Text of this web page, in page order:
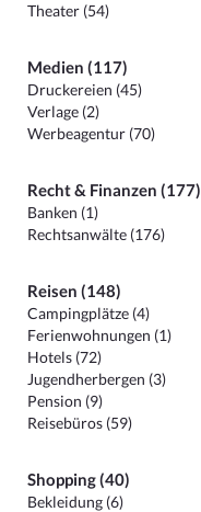
Theater (54)
Medien (117)
Druckereien (45)
Verlage (2)
Werbeagentur (70)
Recht & Finanzen (177)
Banken (1)
Rechtsanwälte (176)
Reisen (148)
Campingplätze (4)
Ferienwohnungen (1)
Hotels (72)
Jugendherbergen (3)
Pension (9)
Reisebüros (59)
Shopping (40)
Bekleidung (6)